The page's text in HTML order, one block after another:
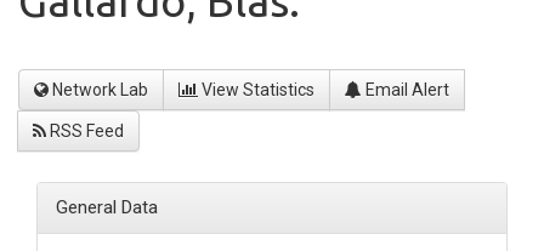
Network Lab View Statistics Email Alert
RSS Feed
General Data